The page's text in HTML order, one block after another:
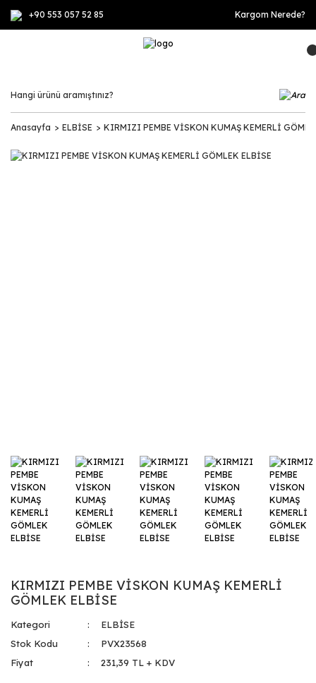
+90 553 057 52 85 Kargom Nerede?
Anasayfa ELBİSE KIRMIZI PEMBE VİSKON KUMAŞ KEMERLİ
KIRMIZI PEMBE VİSKON KUMAŞ KEMERLİ
GÖMLEK ELBİSE
Kategori
ELBİSE
Stok Kodu
PVX23568
Fiyat
231,39 TL + KDV